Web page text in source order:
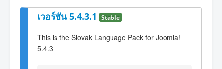
เวอร์ชัน 5.4.3.1 Stable
This is the Slovak Language Pack for Joomla!
5.4.3